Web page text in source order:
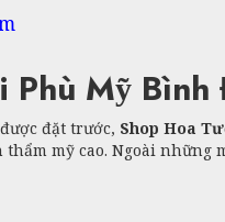
Phù Mỹ
đặt trước, Shop Hoa
mỹ cao. Ngoài